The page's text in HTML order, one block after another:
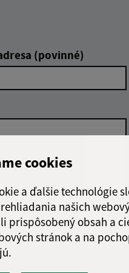
cookies
a ďalšie technológie
našich
prispôsobený obsah a
stránok a na
(povinné)
Google reCaptcha
Odoslať
správu